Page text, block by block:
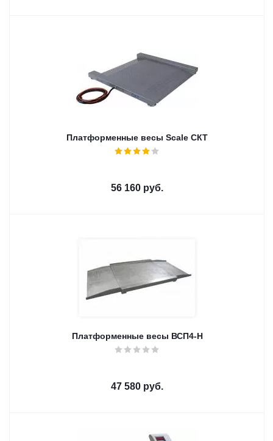
Платформенные весы Scale СКТ
56 160 руб.
Платформенные весы ВСП4-Н
47 580 руб.